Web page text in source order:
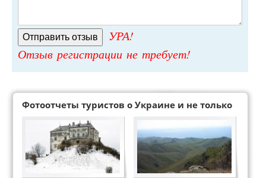
УРА!
Отзыв регистрации не требует!
Фотоотчеты туристов о Украине и не только